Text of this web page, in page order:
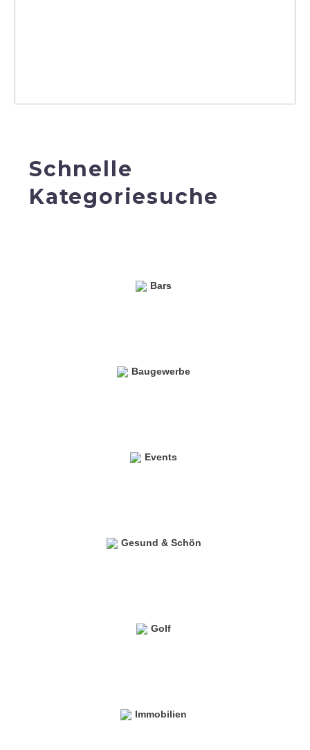
Schnelle
Kategoriesuche
Bars
Baugewerbe
Events
Gesund & Schön
Golf
Immobilien